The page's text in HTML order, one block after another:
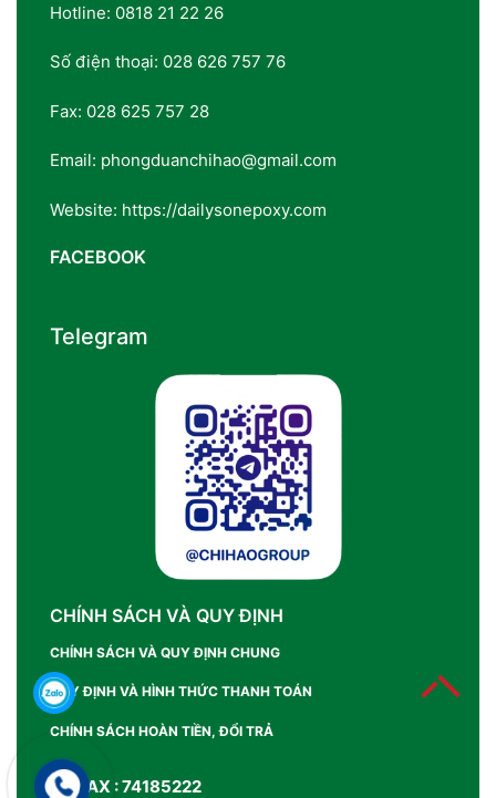
Hotline: 0818 21 22 26
Số điện thoại: 028 626 757 76
Fax: 028 625 757 28
Email: phongduanchihao@gmail.com
Website: https://dailysonepoxy.com
FACEBOOK
Telegram
CHÍNH SÁCH VÀ QUY ĐỊNH
CHÍNH SÁCH VÀ QUY ĐỊNH CHUNG
QUY ĐỊNH VÀ HÌNH THỨC THANH TOÁN
CHÍNH SÁCH HOÀN TIỀN, ĐỔI TRẢ
SỐ FAX : 74185222